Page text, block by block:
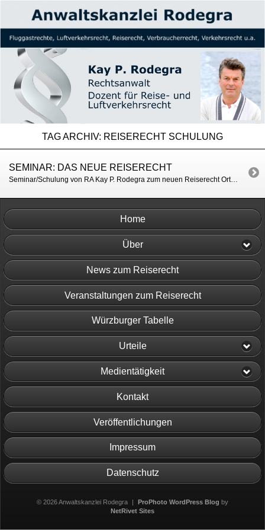
TAG ARCHIV: REISERECHT SCHULUNG
SEMINAR: DAS NEUE REISERECHT
Seminar/Schulung von RA Kay P. Rodegra zum neuen Reiserecht Ort: Hotel „Der Eisvogel“, Bad Göggingen Termin: 03.02. – 04.02.2019 Zielgruppe: Touristiker (Reisebüro, Reiseveranstalter u.a.) Bitte fordern Sie bei Interesse nähere Informationen unter: ra@rodegra-law.de an
Home
Über
News zum Reiserecht
Veranstaltungen zum Reiserecht
Würzburger Tabelle
Urteile
Medientätigkeit
Kontakt
Veröffentlichungen
Impressum
Datenschutz
© 2026 Anwaltskanzlei Rodegra | ProPhoto WordPress Blog by
NetRivet Sites